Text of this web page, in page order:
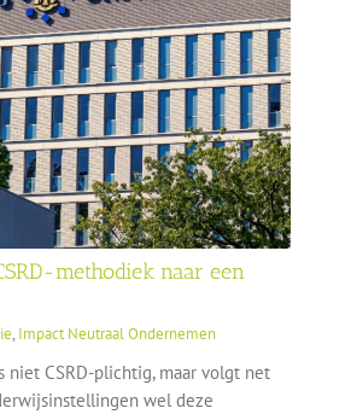
methodiek naar een
, Impact Neutraal Ondernemen
niet CSRD-plichtig, maar volgt net
wel deze